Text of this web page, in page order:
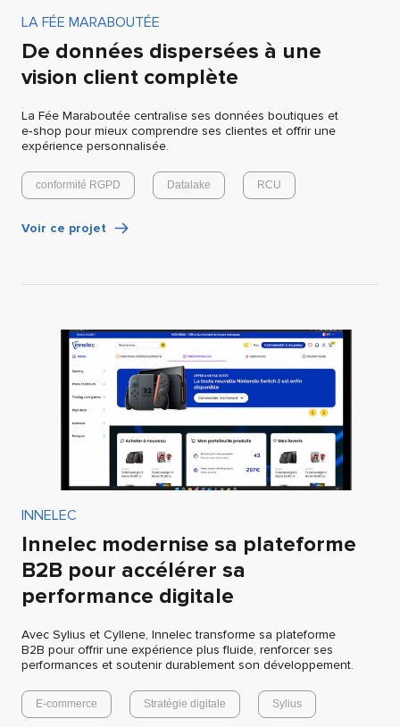
LA FÉE MARABOUTÉE
De données dispersées à une
vision client complète
La Fée Maraboutée centralise ses données boutiques et
e‑shop pour mieux comprendre ses clientes et offrir une
expérience personnalisée.
conformité RGPD Datalake RCU
Voir ce projet
INNELEC
Innelec modernise sa plateforme
B2B pour accélérer sa
performance digitale
Avec Sylius et Cyllene, Innelec transforme sa plateforme
B2B pour offrir une expérience plus fluide, renforcer ses
performances et soutenir durablement son développement.
E-commerce Stratégie digitale Sylius